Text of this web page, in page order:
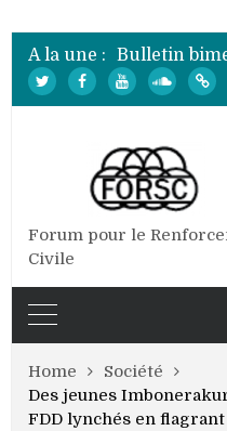
A la une :
Forum pour le
Civile
Home
Société
Des jeunes
FDD lynchés en